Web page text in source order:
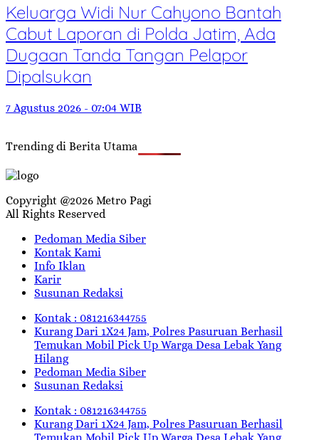
Keluarga Widi Nur Cahyono Bantah
Cabut Laporan di Polda Jatim, Ada
Dugaan Tanda Tangan Pelapor
Dipalsukan
7 Agustus 2026 - 07:04 WIB
Trending di Berita Utama
Copyright @2026 Metro Pagi
All Rights Reserved
Pedoman Media Siber
Kontak Kami
Info Iklan
Karir
Susunan Redaksi
Kontak : 081216344755
Kurang Dari 1X24 Jam, Polres Pasuruan Berhasil
Temukan Mobil Pick Up Warga Desa Lebak Yang
Hilang
Pedoman Media Siber
Susunan Redaksi
Kontak : 081216344755
Kurang Dari 1X24 Jam, Polres Pasuruan Berhasil